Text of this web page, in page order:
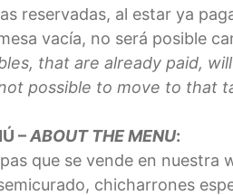
reservadas, al estar ya
vacía, no será posible
that are already paid,
possible to move to that
–ABOUT THE MENU:
que se vende en
chicharrones